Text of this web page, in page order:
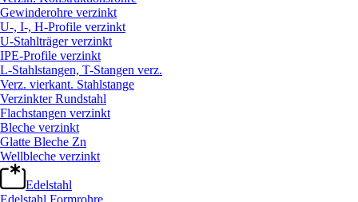
Gewinderohre verzinkt
U-, I-, H-Profile verzinkt
U-Stahlträger verzinkt
IPE-Profile verzinkt
L-Stahlstangen, T-Stangen verz.
Verz. vierkant. Stahlstange
Verzinkter Rundstahl
Flachstangen verzinkt
Bleche verzinkt
Glatte Bleche Zn
Wellbleche verzinkt
Edelstahl
Edelstahl Formrohre